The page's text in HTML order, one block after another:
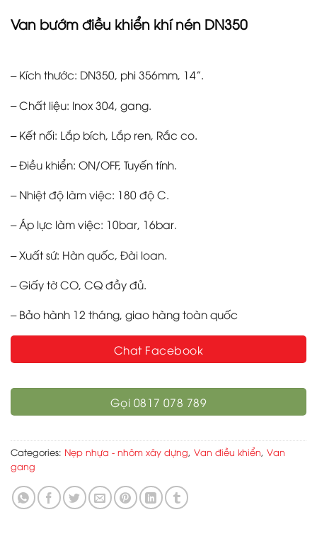
Van bướm điều khiển khí nén DN350
– Kích thước: DN350, phi 356mm, 14”.
– Chất liệu: Inox 304, gang.
– Kết nối: Lắp bích, Lắp ren, Rắc co.
– Điều khiển: ON/OFF, Tuyến tính.
– Nhiệt độ làm việc: 180 độ C.
– Áp lực làm việc: 10bar, 16bar.
– Xuất sứ: Hàn quốc, Đài loan.
– Giấy tờ CO, CQ đầy đủ.
– Bảo hành 12 tháng, giao hàng toàn quốc
Chat Facebook
Gọi 0817 078 789
Categories: Nẹp nhựa - nhôm xây dựng, Van điều khiển, Van
gang